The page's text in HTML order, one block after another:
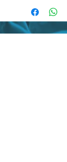
VINEYARD 2003
Bodega